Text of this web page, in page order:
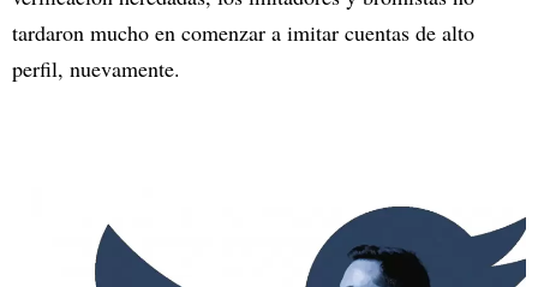
tardaron mucho en comenzar a imitar cuentas de alto
perfil, nuevamente.